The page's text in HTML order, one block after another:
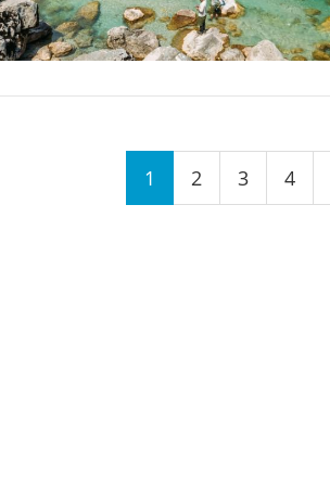
1 2 3 4